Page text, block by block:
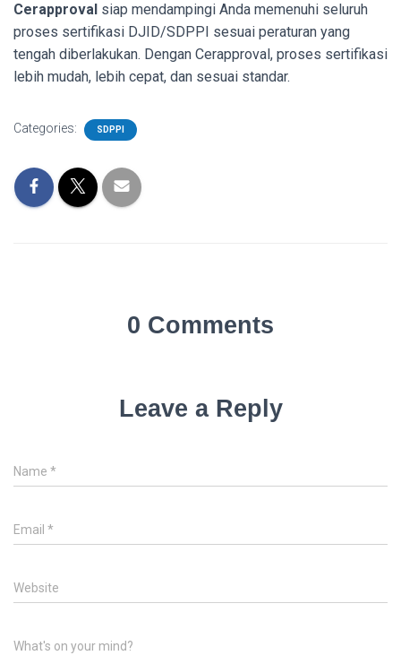
Cerapproval siap mendampingi Anda memenuhi seluruh
proses sertifikasi DJID/SDPPI sesuai peraturan yang
tengah diberlakukan. Dengan Cerapproval, proses sertifikasi
lebih mudah, lebih cepat, dan sesuai standar.
Categories: SDPPI
0 Comments
Leave a Reply
Name *
Email *
Website
What's on your mind?